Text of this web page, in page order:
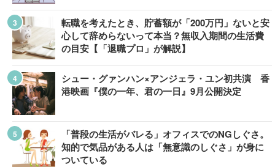
転職を考えたとき、貯蓄額が「200万円」ないと安
心して辞めらないって本当？無収入期間の生活費
の目安【「退職プロ」が解説】
シュー・グァンハン×アンジェラ・ユン初共演 香
港映画『僕の一年、君の一日』9月公開決定
「普段の生活がバレる」オフィスでのNGしぐさ。
知的で気品がある人は「無意識のしぐさ」が身に
ついている